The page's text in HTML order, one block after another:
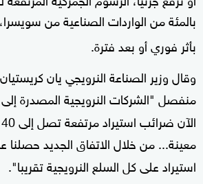
بالمئة من الواردات الصناعية من سويسرا،
بأثر فوري أو بعد فترة.
وقال وزير الصناعة النرويجي يان
منفصل "الشركات النرويجية المصدرة إلى
معينة... من خلال الاتفاق الجديد
استيراد على كل السلع النرويجية تقريبا".